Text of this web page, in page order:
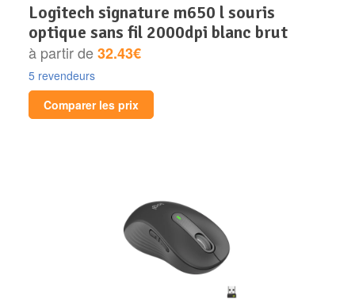
logitech signature m650 l souris
optique sans fil 2000dpi blanc brut
à partir de32.43€
5 revendeurs
Comparer les prix